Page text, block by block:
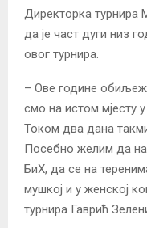
Директорка турнира
да је част дуги низ
овог турнира.
– Ове године
смо на истом мјесту
Током два дана
Посебно желим да
БиХ, да се на
мушкој и у женској
турнира Гаврић